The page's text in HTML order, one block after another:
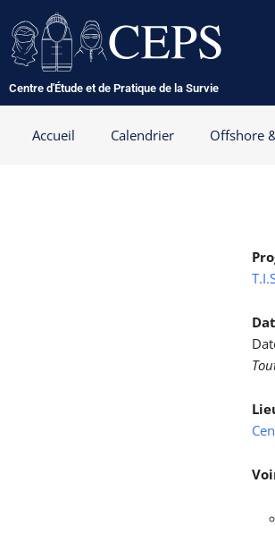
au
contenu
Centre d'Étude et de Pratique de la Survie
Accueil Calendrier Offshore